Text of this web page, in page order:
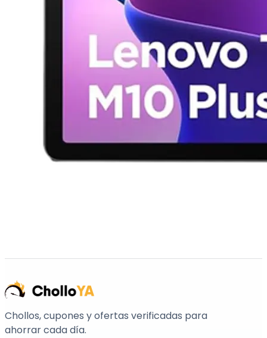
Chollos, cupones y ofertas verificadas para
ahorrar cada día.